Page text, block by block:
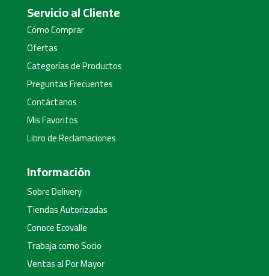
Servicio al Cliente
Cómo Comprar
Ofertas
Categorías de Productos
Preguntas Frecuentes
Contáctanos
Mis Favoritos
Libro de Reclamaciones
Información
Sobre Delivery
Tiendas Autorizadas
Conoce Ecovalle
Trabaja como Socio
Ventas al Por Mayor